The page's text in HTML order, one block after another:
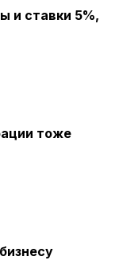
и ставки 5%,
тоже